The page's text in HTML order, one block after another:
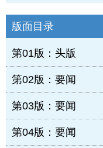
版面目录
第01版：头版
第02版：要闻
第03版：要闻
第04版：要闻